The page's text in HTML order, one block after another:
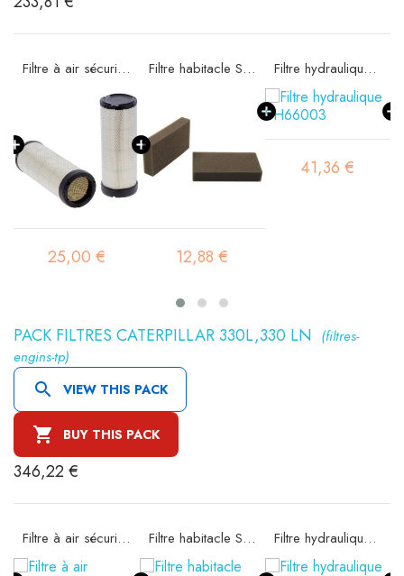
Filtre à air sécurité SA16016
25,00 €
Filtre habitacle SC90054
12,88 €
Filtre hydraulique SH66003
41,36 €
PACK FILTRES CATERPILLAR 330L,330 LN (filtres-
engins-tp)
 VIEW THIS PACK
 BUY THIS PACK
346,22 €
Filtre à air sécurité SA10926 Filtre habitacle SC90006 Filtre hydraulique SH60075